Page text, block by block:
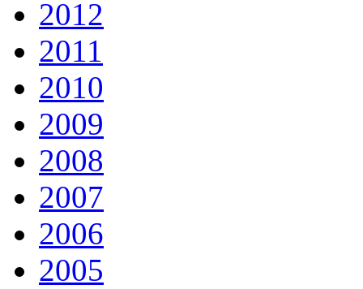
2012
2011
2010
2009
2008
2007
2006
2005